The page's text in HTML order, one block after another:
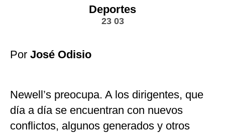
Deportes
23 03
Por José Odisio
Newell’s preocupa. A los dirigentes, que
día a día se encuentran con nuevos
conflictos, algunos generados y otros